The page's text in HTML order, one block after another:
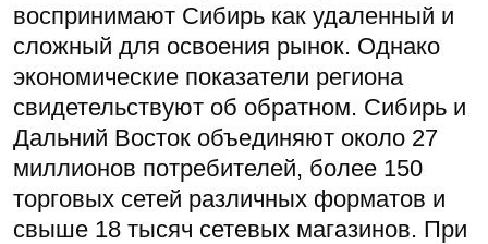
воспринимают Сибирь как удаленный и
сложный для освоения рынок. Однако
экономические показатели региона
свидетельствуют об обратном. Сибирь и
Дальний Восток объединяют около 27
миллионов потребителей, более 150
торговых сетей различных форматов и
свыше 18 тысяч сетевых магазинов. При